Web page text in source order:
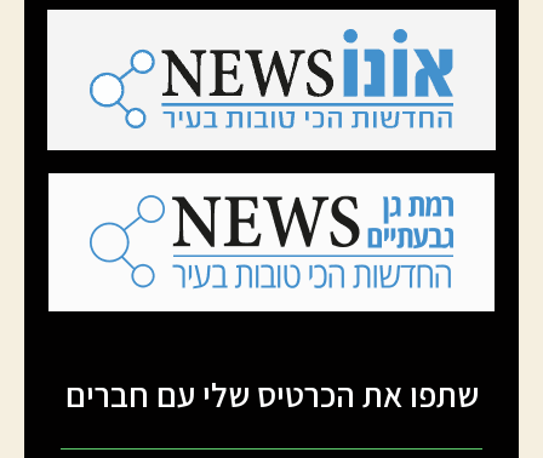
שתפו את הכרטיס שלי עם חברים